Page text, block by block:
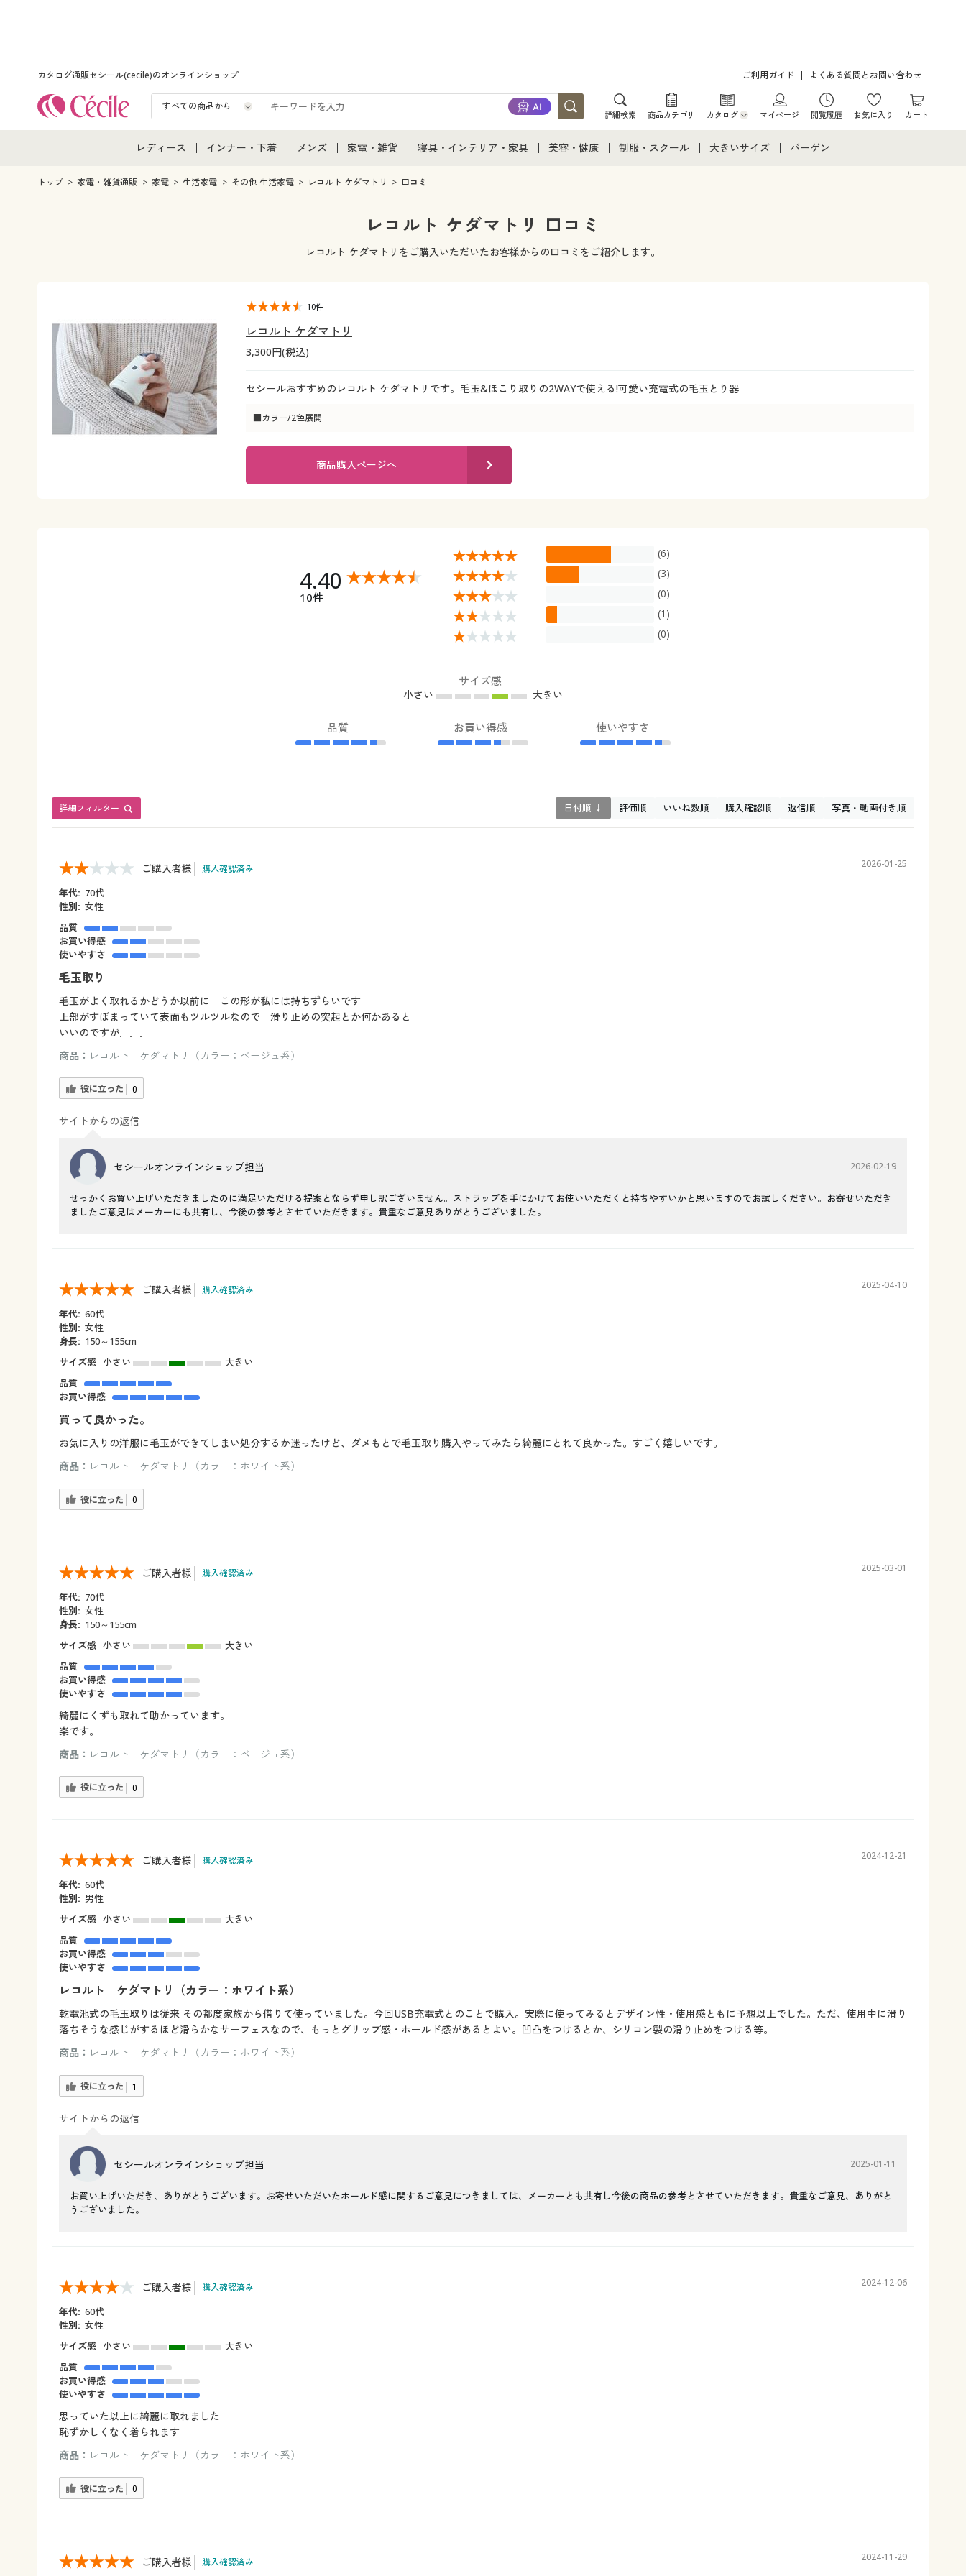
カタログ通販セシール(cecile)のオンラインショップ ご利用ガイド よくある質問とお問い合わせ
詳細検索 商品カテゴリ カタログ
カタログ・チラシからのご注文
マイページ 閲覧履歴 お気に入り カート
レディース
レディース通販すべて
インナー・下着
インナー・下着通販すべて
メンズ
メンズ通販すべて
メンズ下着
家電・雑貨
家電・雑貨すべて
キッチン・雑貨・日用品
寝具・インテリア・家具
寝具・インテリア・家具通販すべて
家具・収納
寝具・ベッド
美容・健康
美容・健康・サプリメント
制服・スクール
ジュニア・ティーンズ下着
大きいサイズ バーゲン
トップ 家電・雑貨通販 家電 生活家電 その他 生活家電 レコルト ケダマトリ 口コミ
レコルト ケダマトリ 口コミ
レコルト ケダマトリをご購入いただいたお客様からの口コミをご紹介します。
レコルト ケダマトリ
3,300円(税込)
セシールおすすめのレコルト ケダマトリです。毛玉&ほこり取りの2WAYで使える!可愛い充電式の毛玉とり器
■カラー/2色展開
10件
商品購入ページへ
4.40
10件
(6)
(3)
(0)
(1)
(0)
サイズ感
小さい 大きい
品質 お買い得感 使いやすさ
詳細フィルター 日付順 ↓ 評価順 いいね数順 購入確認順 返信順 写真・動画付き順
ご購入者様 購入確認済み 2026-01-25
年代: 70代
性別: 女性
品質
お買い得感
使いやすさ
毛玉取り
毛玉がよく取れるかどうか以前に この形が私には持ちずらいです
上部がすぼまっていて表面もツルツルなので 滑り止めの突起とか何かあると
いいのですが．．．
商品： レコルト ケダマトリ（カラー：ベージュ系）
役に立った 0
サイトからの返信
セシールオンラインショップ担当 2026-02-19
せっかくお買い上げいただきましたのに満足いただける提案とならず申し訳ございません。ストラップを手にかけてお使いいただくと持ちやすいかと思いますのでお試しください。お寄せいただき
ましたご意見はメーカーにも共有し、今後の参考とさせていただきます。貴重なご意見ありがとうございました。
ご購入者様 購入確認済み 2025-04-10
年代: 60代
性別: 女性
身長: 150～155cm
サイズ感 小さい
大きい
品質
お買い得感
買って良かった。
お気に入りの洋服に毛玉ができてしまい処分するか迷ったけど、ダメもとで毛玉取り購入やってみたら綺麗にとれて良かった。すごく嬉しいです。
商品： レコルト ケダマトリ（カラー：ホワイト系）
役に立った 0
ご購入者様 購入確認済み 2025-03-01
年代: 70代
性別: 女性
身長: 150～155cm
サイズ感 小さい
大きい
品質
お買い得感
使いやすさ
綺麗にくずも取れて助かっています。
楽です。
商品： レコルト ケダマトリ（カラー：ベージュ系）
役に立った 0
ご購入者様 購入確認済み 2024-12-21
年代: 60代
性別: 男性
サイズ感 小さい
大きい
品質
お買い得感
使いやすさ
レコルト ケダマトリ（カラー：ホワイト系）
乾電池式の毛玉取りは従来 その都度家族から借りて使っていました。今回USB充電式とのことで購入。実際に使ってみるとデザイン性・使用感ともに予想以上でした。ただ、使用中に滑り
落ちそうな感じがするほど滑らかなサーフェスなので、もっとグリップ感・ホールド感があるとよい。凹凸をつけるとか、シリコン製の滑り止めをつける等。
商品： レコルト ケダマトリ（カラー：ホワイト系）
役に立った 1
サイトからの返信
セシールオンラインショップ担当 2025-01-11
お買い上げいただき、ありがとうございます。お寄せいただいたホールド感に関するご意見につきましては、メーカーとも共有し今後の商品の参考とさせていただきます。貴重なご意見、ありがと
うございました。
ご購入者様 購入確認済み 2024-12-06
年代: 60代
性別: 女性
サイズ感 小さい
大きい
品質
お買い得感
使いやすさ
思っていた以上に綺麗に取れました
恥ずかしくなく着られます
商品： レコルト ケダマトリ（カラー：ホワイト系）
役に立った 0
ご購入者様 購入確認済み 2024-11-29